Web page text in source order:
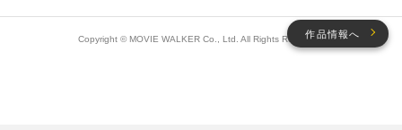
作品情報へ
Copyright © MOVIE WALKER Co., Ltd. All Rights Reserved.